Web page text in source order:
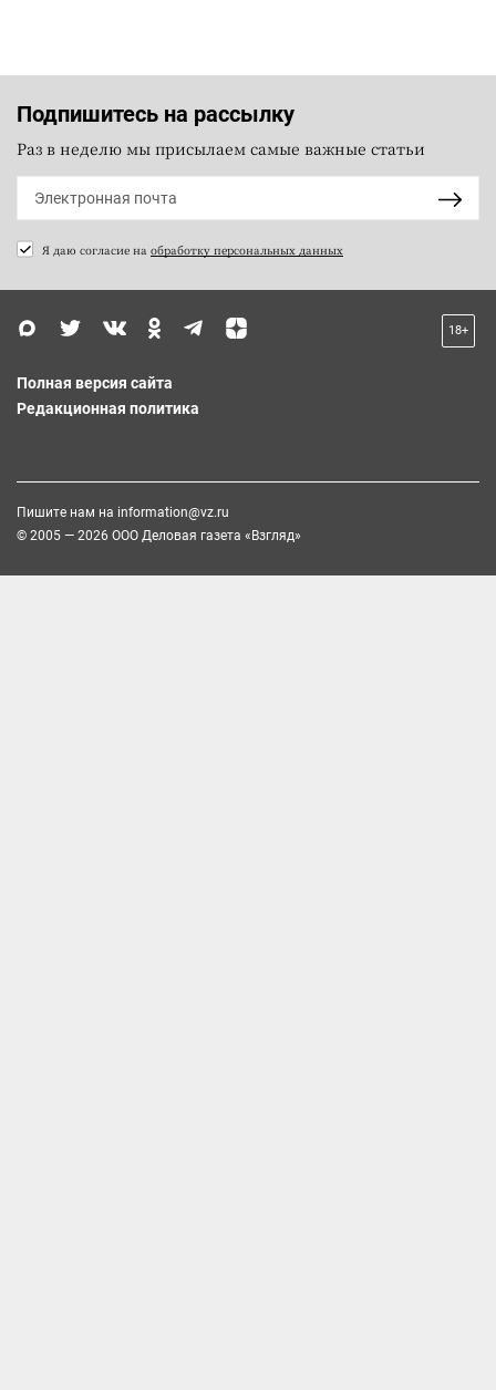
Подпишитесь на рассылку
Раз в неделю мы присылаем самые важные статьи
Я даю согласие на обработку персональных данных
18+
Полная версия сайта
Редакционная политика
Пишите нам на information@vz.ru
© 2005 — 2026 ООО Деловая газета «Взгляд»